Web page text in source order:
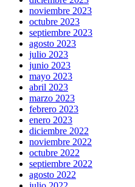
noviembre 2023
octubre 2023
septiembre 2023
agosto 2023
julio 2023
junio 2023
mayo 2023
abril 2023
marzo 2023
febrero 2023
enero 2023
diciembre 2022
noviembre 2022
octubre 2022
septiembre 2022
agosto 2022